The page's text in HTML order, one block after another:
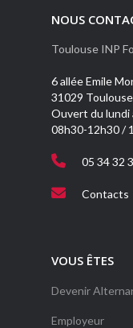
NOUS
Toulouse INP
6 allée Emile
31029
Ouvert du lundi
08h30-12h30 /
05 34 32
Contacts
VOUS ÊTES
Devenir
Employeur